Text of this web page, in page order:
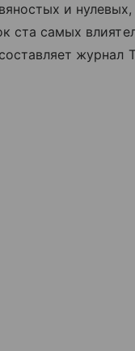
и
ста самых
журнал